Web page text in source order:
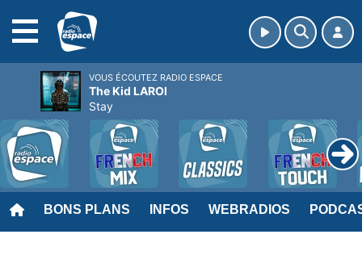
BONS PLANS INFOS WEBRADIOS
VOUS ÉCOUTEZ RADIO ESPACE
The Kid LAROI
Stay